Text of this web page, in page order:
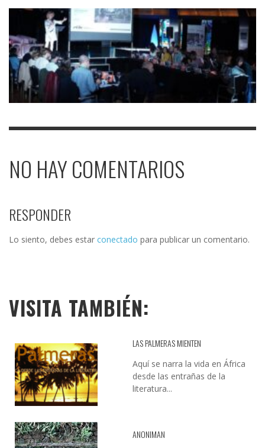
NO HAY COMENTARIOS
RESPONDER
Lo siento, debes estar conectado para publicar un comentario.
VISITA TAMBIÉN:
LAS PALMERAS MIENTEN
Aquí se narra la vida en África
desde las entrañas de la
literatura...
ANONIMAN